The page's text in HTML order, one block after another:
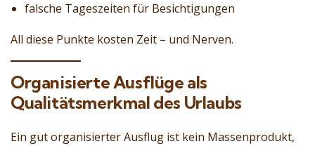
falsche Tageszeiten für Besichtigungen
All diese Punkte kosten Zeit – und Nerven.
Organisierte Ausflüge als
Qualitätsmerkmal des Urlaubs
Ein gut organisierter Ausflug ist kein Massenprodukt,